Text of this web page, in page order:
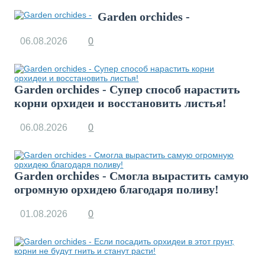
Garden orchides -
06.08.2026 0
Garden orchides - Супер способ нарастить
корни орхидеи и восстановить листья!
06.08.2026 0
Garden orchides - Смогла вырастить самую
огромную орхидею благодаря поливу!
01.08.2026 0